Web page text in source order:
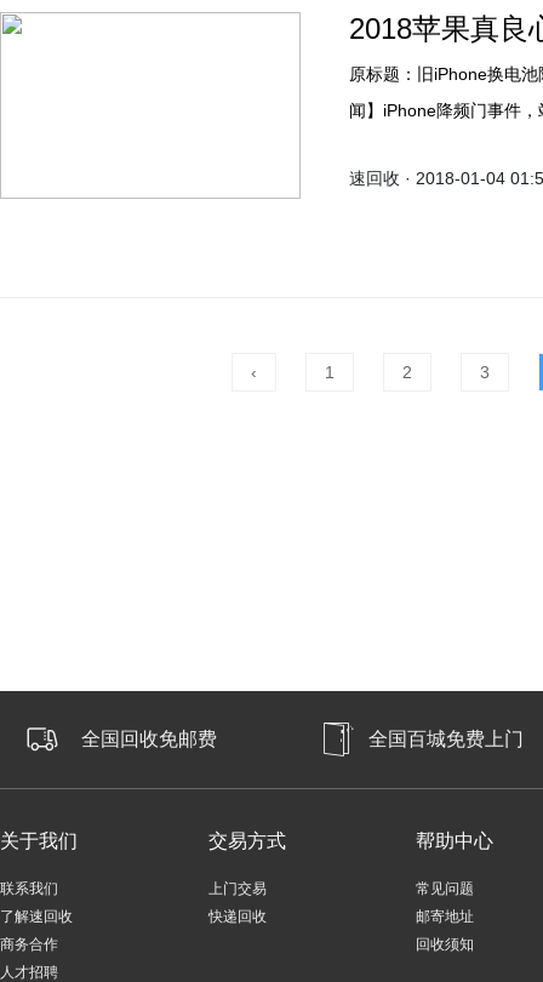
2018苹果真良
原标题：旧iPhone换电
闻】iPhone降频门事件
速回收 · 2018-01-04
‹ 1 2 3
全国回收免邮费 全国百城免费上门
关于我们
联系我们
了解速回收
商务合作
人才招聘
交易方式
上门交易
快递回收
帮助中心
常见问题
邮寄地址
回收须知